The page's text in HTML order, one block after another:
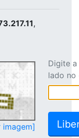
,
Digite
lado no